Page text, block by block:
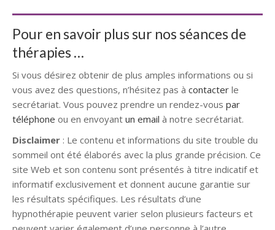
Pour en savoir plus sur nos séances de
thérapies …
Si vous désirez obtenir de plus amples informations ou si
vous avez des questions, n’hésitez pas à contacter le
secrétariat. Vous pouvez prendre un rendez-vous par
téléphone ou en envoyant un email à notre secrétariat.
Disclaimer : Le contenu et informations du site trouble du
sommeil ont été élaborés avec la plus grande précision. Ce
site Web et son contenu sont présentés à titre indicatif et
informatif exclusivement et donnent aucune garantie sur
les résultats spécifiques. Les résultats d’une
hypnothérapie peuvent varier selon plusieurs facteurs et